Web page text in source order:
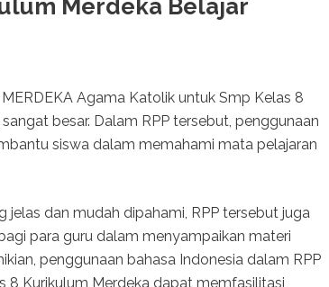
Merdeka Belajar
Agama Katolik untuk Smp Kelas 8
besar. Dalam RPP tersebut, penggunaan
siswa dalam memahami mata pelajaran
jelas dan mudah dipahami, RPP tersebut juga
para guru dalam menyampaikan materi
penggunaan bahasa Indonesia dalam RPP
8 Kurikulum Merdeka dapat memfasilitasi